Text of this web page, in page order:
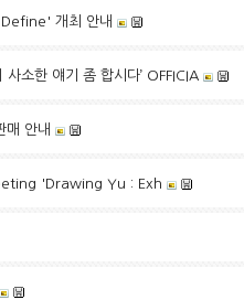
개최 안내
소한 얘기 좀 합시다’ OFFICIA
안내
'Drawing Yu : Exh